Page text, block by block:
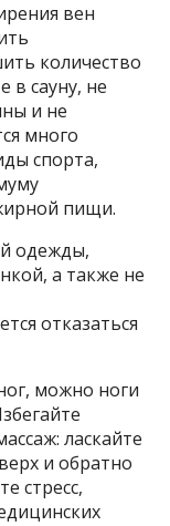
вен
количество
в сауну, не
и не
много
спорта,
пищи.
одежды,
а также не
отказаться
можно ноги
ласкайте
и обратно
стресс,